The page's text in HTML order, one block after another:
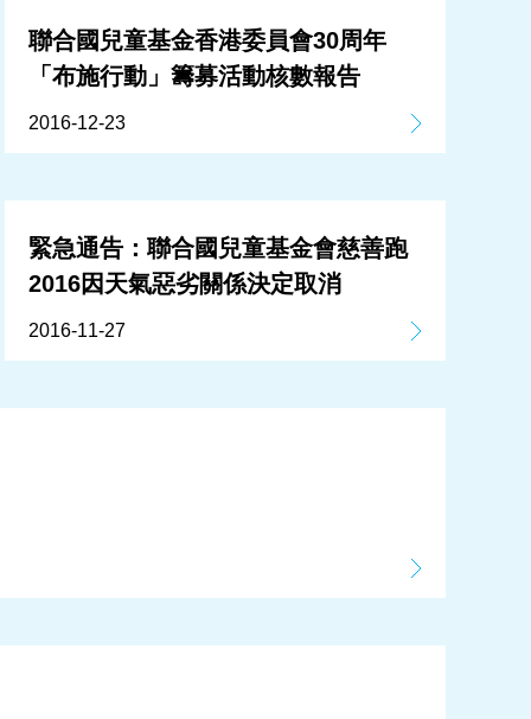
聯合國兒童基金香港委員會30周年
「布施行動」籌募活動核數報告
2016-12-23
緊急通告：聯合國兒童基金會慈善跑
2016因天氣惡劣關係決定取消
2016-11-27